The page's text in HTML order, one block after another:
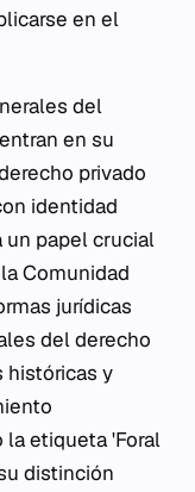
en el
del
en su
privado
identidad
un papel crucial
Comunidad
jurídicas
del derecho
históricas y
etiqueta 'Foral
distinción